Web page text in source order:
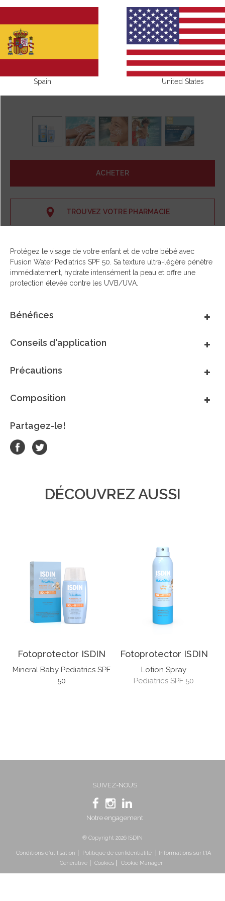
ACHETER
TROUVEZ VOTRE PHARMACIE
Protégez le visage de votre enfant et de votre bébé avec
Fusion Water Pediatrics SPF 50. Sa texture ultra-légère pénètre
immédiatement, hydrate intensément la peau et offre une
protection élevée contre les UVB/UVA.
Bénéfices
Conseils d'application
Précautions
Composition
Partagez-le!
DÉCOUVREZ AUSSI
Fotoprotector ISDIN
Mineral Baby Pediatrics SPF
50
Fotoprotector ISDIN
Lotion Spray
Pediatrics SPF 50
SUIVEZ-NOUS
Notre engagement
® Copyright 2026 ISDIN
Conditions d’utilisation Politique de confidentialité
Informations sur l'IA
Générative
Cookies Cookie Manager
Spain United States